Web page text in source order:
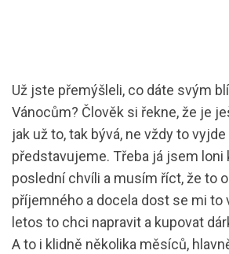
Už jste přemýšleli, co dáte svým
Vánocům? Člověk si řekne, že je
jak už to, tak bývá, ne vždy to vyjde
představujeme. Třeba já jsem loni
poslední chvíli a musím říct, že to
příjemného a docela dost se mi to
letos to chci napravit a kupovat
A to i klidně několika měsíců,